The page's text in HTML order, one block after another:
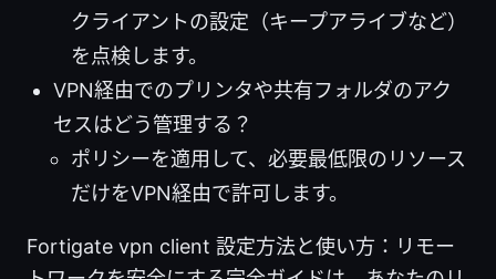
クライアントの設定（キープアライブなど）
を点検します。
VPN経由でのプリンタや共有フォルダのアク
セスはどう管理する？
ポリシーを適用して、必要最低限のリソース
だけをVPN経由で許可します。
Fortigate vpn client 設定方法と使い方：リモー